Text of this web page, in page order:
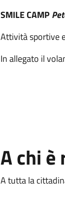
SMILE CAMP
Attività sportive
In allegato il
A chi
A tutta la